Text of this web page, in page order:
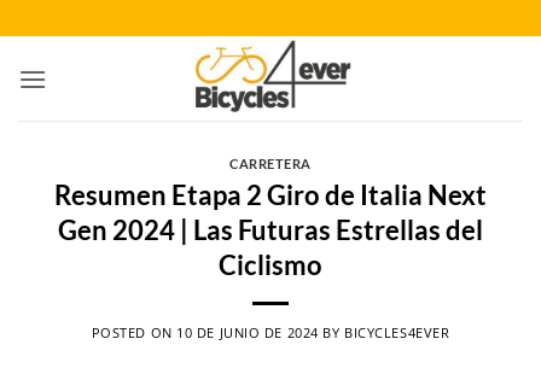
al
contenido
CARRETERA
Resumen Etapa 2 Giro de Italia Next
Gen 2024 | Las Futuras Estrellas del
Ciclismo
POSTED ON 10 DE JUNIO DE 2024 BY BICYCLES4EVER